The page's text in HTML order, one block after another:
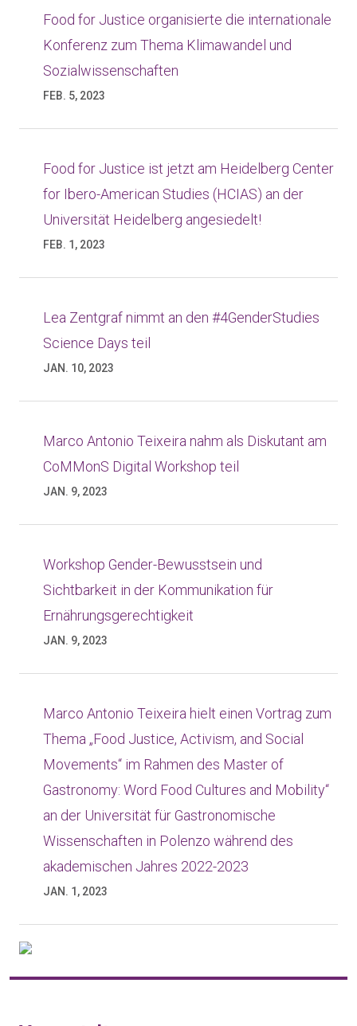
Food for Justice organisierte die internationale
Konferenz zum Thema Klimawandel und
Sozialwissenschaften
FEB. 5, 2023
Food for Justice ist jetzt am Heidelberg Center
for Ibero-American Studies (HCIAS) an der
Universität Heidelberg angesiedelt!
FEB. 1, 2023
Lea Zentgraf nimmt an den #4GenderStudies
Science Days teil
JAN. 10, 2023
Marco Antonio Teixeira nahm als Diskutant am
CoMMonS Digital Workshop teil
JAN. 9, 2023
Workshop Gender-Bewusstsein und
Sichtbarkeit in der Kommunikation für
Ernährungsgerechtigkeit
JAN. 9, 2023
Marco Antonio Teixeira hielt einen Vortrag zum
Thema „Food Justice, Activism, and Social
Movements“ im Rahmen des Master of
Gastronomy: Word Food Cultures and Mobility“
an der Universität für Gastronomische
Wissenschaften in Polenzo während des
akademischen Jahres 2022-2023
JAN. 1, 2023